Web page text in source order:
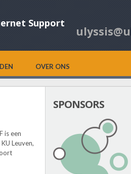
Support
OVER ONS
is een
Leuven,
SPONSORS